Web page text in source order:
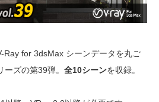
Ray for 3dsMax シーンデータを丸ご
ズの第39弾。 全10シーンを収録。